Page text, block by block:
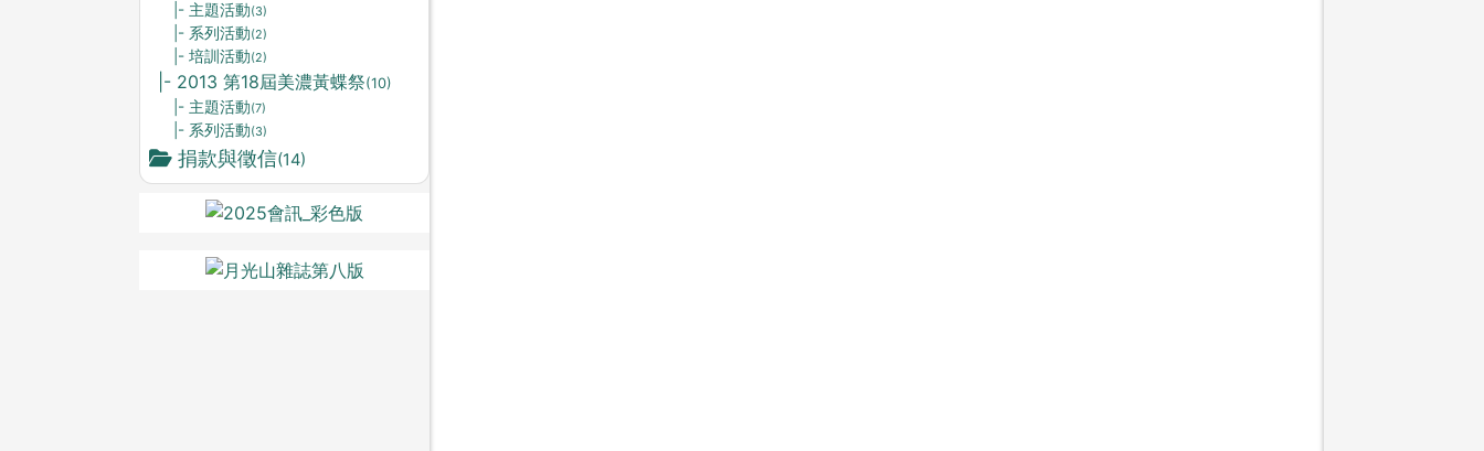
|- 主題活動(3)
|- 系列活動(2)
|- 培訓活動(2)
|- 2013 第18屆美濃黃蝶祭(10)
|- 主題活動(7)
|- 系列活動(3)
捐款與徵信(14)